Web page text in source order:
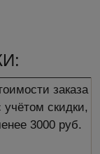
заказа
учётом скидки,
3000 руб.